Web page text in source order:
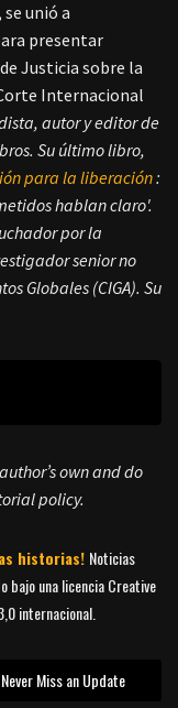
unió a
presentar
Justicia sobre la
Internacional
autor y editor de
Su último libro,
para la liberación:
hablan claro'.
por la
senior no
Globales (CIGA). Su
own and do
policy.
historias! Noticias
bajo una licencia Creative
internacional.
Never Miss an Update